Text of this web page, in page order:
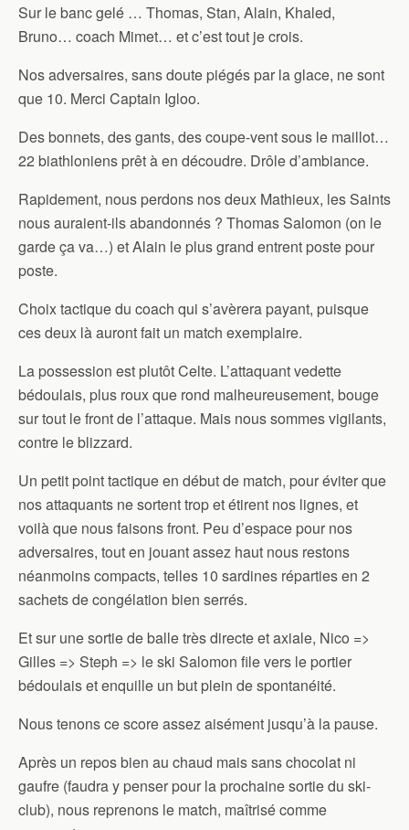
Sur le banc gelé … Thomas, Stan, Alain, Khaled,
Bruno… coach Mimet… et c’est tout je crois.
Nos adversaires, sans doute piégés par la glace, ne sont
que 10. Merci Captain Igloo.
Des bonnets, des gants, des coupe-vent sous le maillot…
22 biathloniens prêt à en découdre. Drôle d’ambiance.
Rapidement, nous perdons nos deux Mathieux, les Saints
nous auraient-ils abandonnés ? Thomas Salomon (on le
garde ça va…) et Alain le plus grand entrent poste pour
poste.
Choix tactique du coach qui s’avèrera payant, puisque
ces deux là auront fait un match exemplaire.
La possession est plutôt Celte. L’attaquant vedette
bédoulais, plus roux que rond malheureusement, bouge
sur tout le front de l’attaque. Mais nous sommes vigilants,
contre le blizzard.
Un petit point tactique en début de match, pour éviter que
nos attaquants ne sortent trop et étirent nos lignes, et
voilà que nous faisons front. Peu d’espace pour nos
adversaires, tout en jouant assez haut nous restons
néanmoins compacts, telles 10 sardines réparties en 2
sachets de congélation bien serrés.
Et sur une sortie de balle très directe et axiale, Nico =>
Gilles => Steph => le ski Salomon file vers le portier
bédoulais et enquille un but plein de spontanéité.
Nous tenons ce score assez aisément jusqu’à la pause.
Après un repos bien au chaud mais sans chocolat ni
gaufre (faudra y penser pour la prochaine sortie du ski-
club), nous reprenons le match, maîtrisé comme